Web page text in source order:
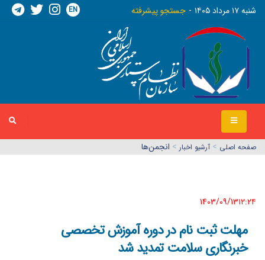
شنبه ١٧ مرداد ١٤٠٥ جستجو پیشرفته EN
صفحه اصلي > آرشیو اخبار > انجمن‌ها
1403/09/13١٢:٢٤
مهلت ثبت نام در دوره آموزش تخصصی
خبرنگاری سلامت تمدید شد